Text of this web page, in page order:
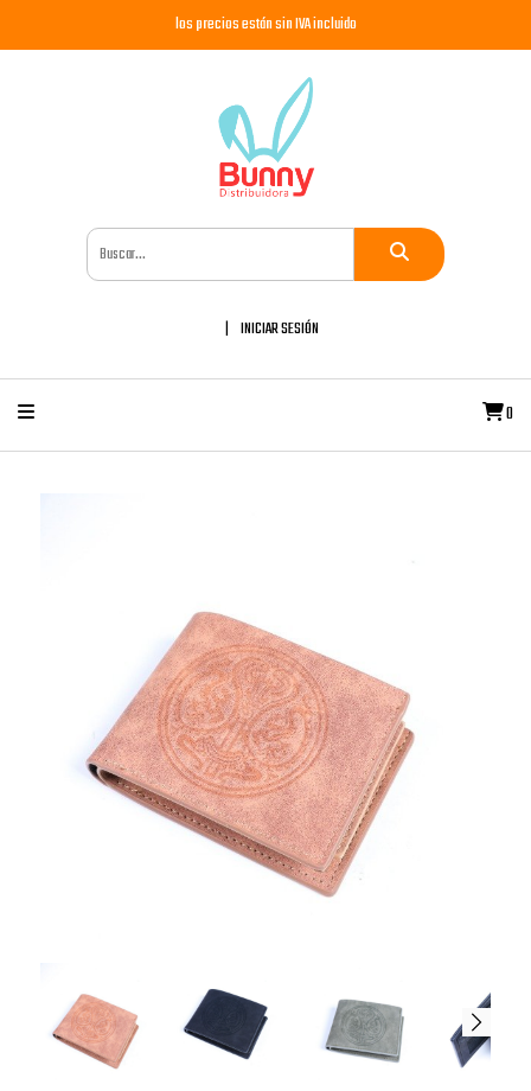
los precios están sin IVA incluido
INICIAR SESIÓN
0